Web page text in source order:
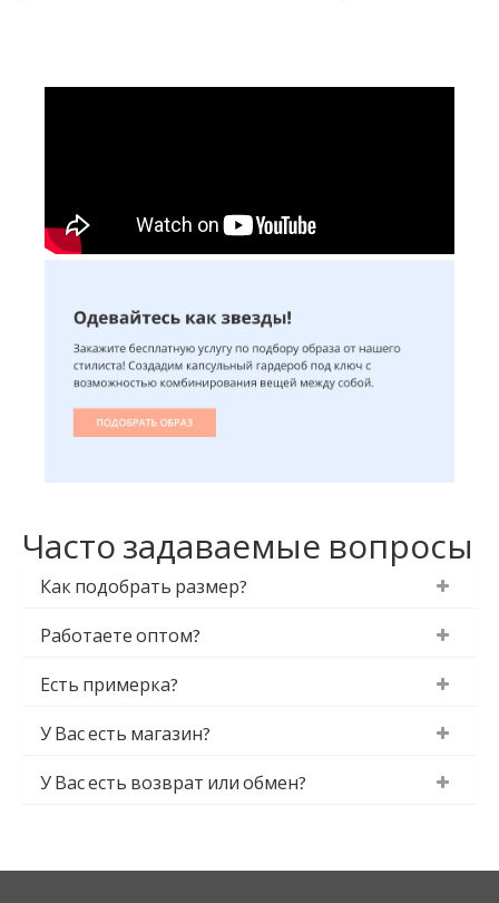
Часто задаваемые вопросы
Как подобрать размер?
Работаете оптом?
Есть примерка?
У Вас есть магазин?
У Вас есть возврат или обмен?